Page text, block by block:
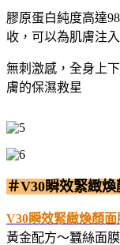
膠原蛋白純度高達
收，可以為肌膚注
無刺激感，全身上
膚的保濕救星
＃V30瞬效緊緻
V30瞬效緊緻煥顏面
黃金配方～蠶絲面